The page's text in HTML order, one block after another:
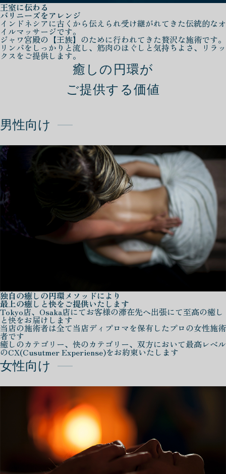
王室に伝わる
バリニーズをアレンジ
インドネシアに古くから伝えられ受け継がれてきた伝統的なオ
イルマッサージです。
ジャワ宮殿の【王族】のために行われてきた贅沢な施術です。
リンパをしっかりと流し、筋肉のほぐしと気持ちよさ、リラッ
クスをご提供します。
癒しの円環が
ご提供する価値
男性向け
独自の癒しの円環メソッドにより
最上の癒しと快をご提供いたします
Tokyo店、Osaka店にてお客様の滞在先へ出張にて至高の癒し
と快をお届けします
当店の施術者は全て当店ディプロマを保有したプロの女性施術
者です
癒しのカテゴリー、快のカテゴリー、双方において最高レベル
のCX(Cusutmer Experiense)をお約束いたします
女性向け